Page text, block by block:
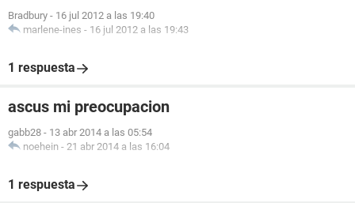
Bradbury - 16 jul 2012 a las 19:40
marlene-ines - 16 jul 2012 a las 19:43
1 respuesta
ascus mi preocupacion
gabb28 - 13 abr 2014 a las 05:54
noehein - 21 abr 2014 a las 16:04
1 respuesta